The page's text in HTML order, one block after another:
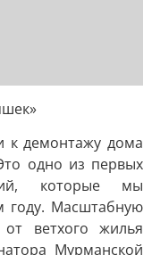
к демонтажу дома
одно из первых
которые мы
году. Масштабную
ветхого жилья
Мурманской